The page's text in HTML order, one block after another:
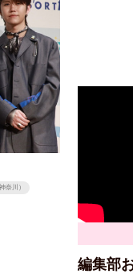
奈川）
編集部